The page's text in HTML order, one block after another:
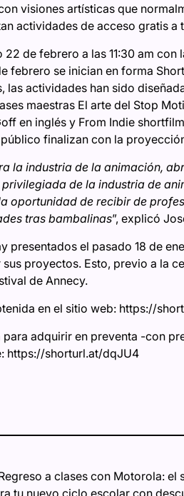
visiones artísticas que
actividades de acceso gratis a
de febrero a las 11:30 am
febrero se inician en forma
actividades han sido
maestras El arte del Stop
en inglés y From Indie
finalizan con la
la industria de la animación,
de la industria de
oportunidad de recibir de
tras bambalinas”, explicó
presentados el pasado 18 de
proyectos. Esto, previo a la
de Annecy.
en el sitio web: https://
adquirir en preventa -con
https://shorturl.at/dqJU4